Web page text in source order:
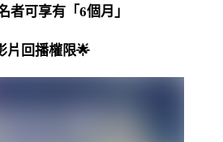
者可享有「6個月」
片回播權限🌟